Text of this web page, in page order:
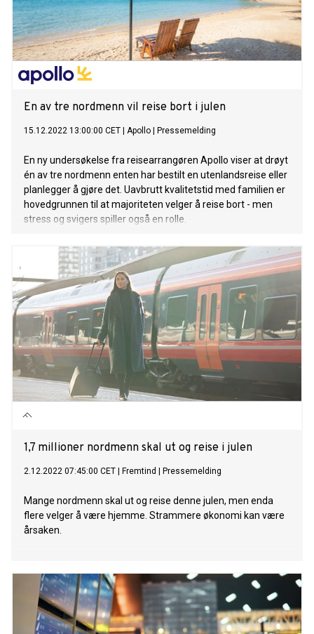
En av tre nordmenn vil reise bort i julen
15.12.2022 13:00:00 CET Apollo Pressemelding
En ny undersøkelse fra reisearrangøren Apollo viser at drøyt
én av tre nordmenn enten har bestilt en utenlandsreise eller
planlegger å gjøre det. Uavbrutt kvalitetstid med familien er
hovedgrunnen til at majoriteten velger å reise bort - men
stress og svigers spiller også en rolle.
1,7 millioner nordmenn skal ut og reise i julen
2.12.2022 07:45:00 CET Fremtind Pressemelding
Mange nordmenn skal ut og reise denne julen, men enda
flere velger å være hjemme. Strammere økonomi kan være
årsaken.